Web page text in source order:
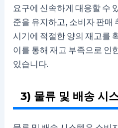
요구에 신속하게 대응할 수
준을 유지하고, 소비자 판매
시기에 적절한 양의 재고를
이를 통해 재고 부족으로 인
있습니다.
3) 물류 및 배송 시